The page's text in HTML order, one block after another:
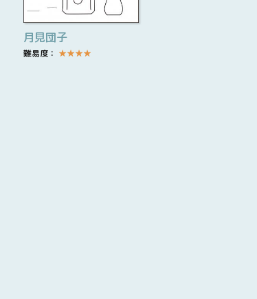
月見団子
難易度： ★★★★